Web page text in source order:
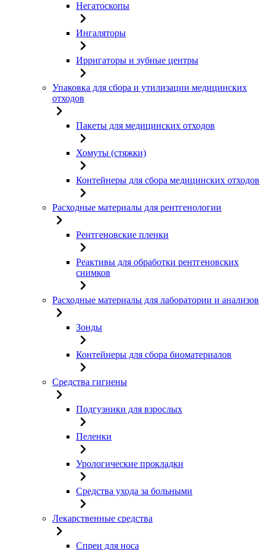
Негатоскопы
Ингаляторы
Ирригаторы и зубные центры
Упаковка для сбора и утилизации медицинских
отходов
Пакеты для медицинских отходов
Хомуты (стяжки)
Контейнеры для сбора медицинских отходов
Расходные материалы для рентгенологии
Рентгеновские пленки
Реактивы для обработки рентгеновских
снимков
Расходные материалы для лаборатории и анализов
Зонды
Контейнеры для сбора биоматериалов
Средства гигиены
Подгузники для взрослых
Пеленки
Урологические прокладки
Средства ухода за больными
Лекарственные средства
Спреи для носа